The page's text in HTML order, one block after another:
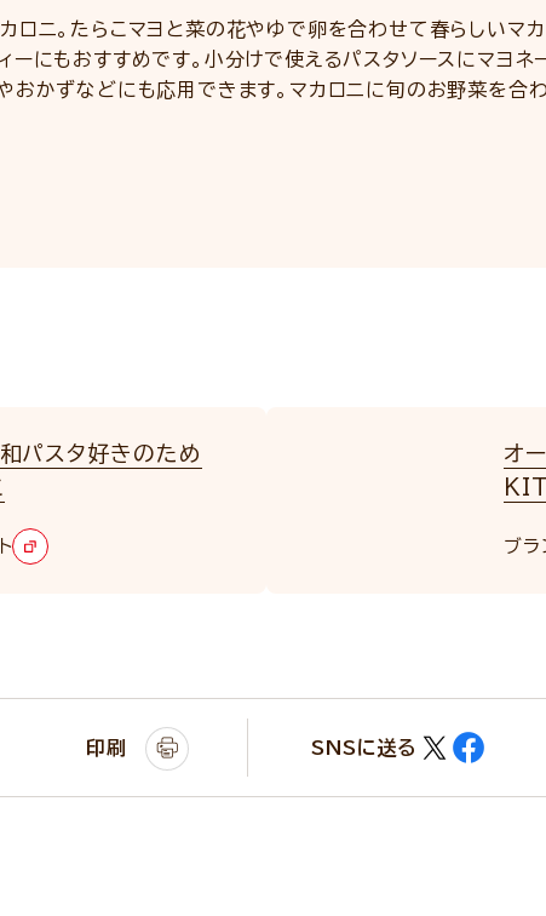
ロニ。たらこマヨと菜の花やゆで卵を合わせて春らしいマカ
ーにもおすすめです。小分けで使えるパスタソースにマヨネ
おかずなどにも応用できます。マカロニに旬のお野菜を合わ
パスタ好きのため
オ
ブラ
印刷 SNSに送る